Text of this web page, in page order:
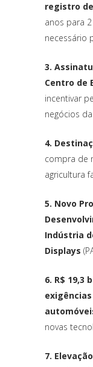
registro
anos para
necessário
3.
Centro de
incentivar
negócios
4.
compra de
agricultura
5. Novo
Indústria
Displays
6. R$ 19,3
novas
7.